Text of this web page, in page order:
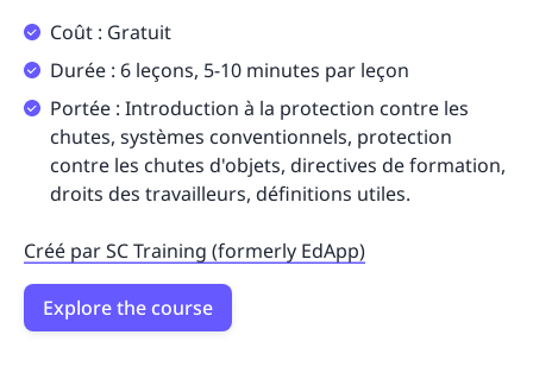
Coût : Gratuit
Durée : 6 leçons, 5-10 minutes par leçon
Portée : Introduction à la protection contre les
chutes, systèmes conventionnels, protection
contre les chutes d'objets, directives de formation,
droits des travailleurs, définitions utiles.
Créé par SC Training (formerly EdApp)
Explore the course